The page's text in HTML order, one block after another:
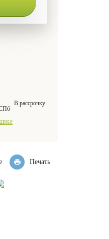
В рассрочку
Печать